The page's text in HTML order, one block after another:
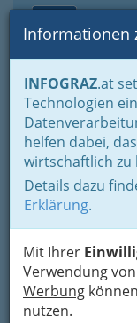
Informationen
INFOGRAZ.at
Technologien
helfen dabei,
wirtschaftlich zu
Details dazu
Erklärung.
Mit Ihrer
Verwendung von
Werbung
nutzen.
Home Branchen
Die DPA vorab zur
Die DPA
In sieben
acht
sind laut
deutsche